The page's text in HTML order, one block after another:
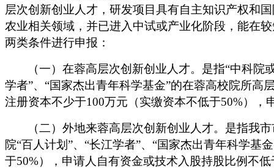
层次创新创业人才，研发项目具有自主知识产权和
农业相关领域，并已进入中试或产业化阶段，能在
两类条件进行申报：
（一）在蓉高层次创新创业人才。是指“中科院
学者”、“国家杰出青年科学基金”的在蓉高校院所
注册资本不少于100万元（实缴资本不低于50%），
（二）外地来蓉高层次创新创业人才。是指我
院“百人计划”、“长江学者”、“国家杰出青年科学
于50%），申请人自有资金或技术入股持股比例不低